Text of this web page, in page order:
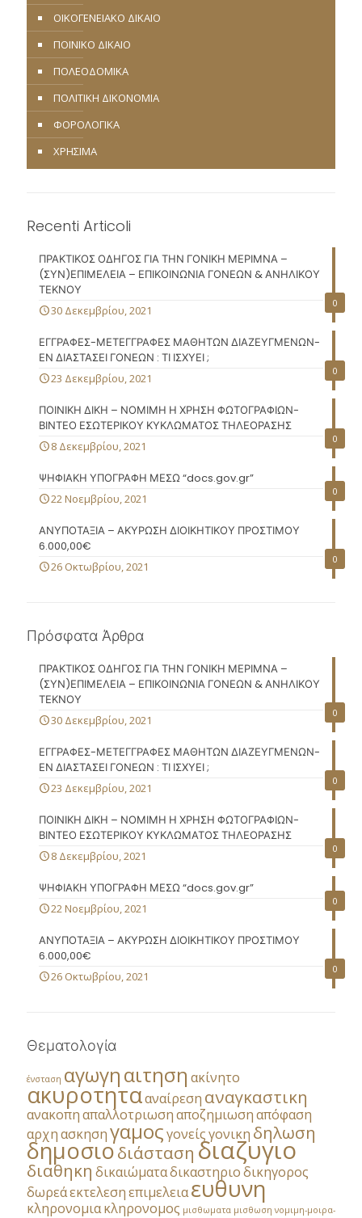
ΟΙΚΟΓΕΝΕΙΑΚΟ ΔΙΚΑΙΟ
ΠΟΙΝΙΚΟ ΔΙΚΑΙΟ
ΠΟΛΕΟΔΟΜΙΚΑ
ΠΟΛΙΤΙΚΗ ΔΙΚΟΝΟΜΙΑ
ΦΟΡΟΛΟΓΙΚΑ
ΧΡΗΣΙΜΑ
Recenti Articoli
0
ΠΡΑΚΤΙΚΟΣ ΟΔΗΓΟΣ ΓΙΑ ΤΗΝ ΓΟΝΙΚΗ ΜΕΡΙΜΝΑ –
(ΣΥΝ)ΕΠΙΜΕΛΕΙΑ – ΕΠΙΚΟΙΝΩΝΙΑ ΓΟΝΕΩΝ & ΑΝΗΛΙΚΟΥ
ΤΕΚΝΟΥ
30 Δεκεμβρίου, 2021
0
ΕΓΓΡΑΦΕΣ-ΜΕΤΕΓΓΡΑΦΕΣ ΜΑΘΗΤΩΝ ΔΙΑΖΕΥΓΜΕΝΩΝ-
ΕΝ ΔΙΑΣΤΑΣΕΙ ΓΟΝΕΩΝ : ΤΙ ΙΣΧΥΕΙ ;
23 Δεκεμβρίου, 2021
0
ΠΟΙΝΙΚΗ ΔΙΚΗ – ΝΟΜΙΜΗ Η ΧΡΗΣΗ ΦΩΤΟΓΡΑΦΙΩΝ-
ΒΙΝΤΕΟ ΕΣΩΤΕΡΙΚΟΥ ΚΥΚΛΩΜΑΤΟΣ ΤΗΛΕΟΡΑΣΗΣ
8 Δεκεμβρίου, 2021
0
ΨΗΦΙΑΚΗ ΥΠΟΓΡΑΦΗ ΜΕΣΩ “docs.gov.gr”
22 Νοεμβρίου, 2021
0
ΑΝΥΠΟΤΑΞΙΑ – ΑΚΥΡΩΣΗ ΔΙΟΙΚΗΤΙΚΟΥ ΠΡΟΣΤΙΜΟΥ
6.000,00€
26 Οκτωβρίου, 2021
Πρόσφατα Άρθρα
0
ΠΡΑΚΤΙΚΟΣ ΟΔΗΓΟΣ ΓΙΑ ΤΗΝ ΓΟΝΙΚΗ ΜΕΡΙΜΝΑ –
(ΣΥΝ)ΕΠΙΜΕΛΕΙΑ – ΕΠΙΚΟΙΝΩΝΙΑ ΓΟΝΕΩΝ & ΑΝΗΛΙΚΟΥ
ΤΕΚΝΟΥ
30 Δεκεμβρίου, 2021
0
ΕΓΓΡΑΦΕΣ-ΜΕΤΕΓΓΡΑΦΕΣ ΜΑΘΗΤΩΝ ΔΙΑΖΕΥΓΜΕΝΩΝ-
ΕΝ ΔΙΑΣΤΑΣΕΙ ΓΟΝΕΩΝ : ΤΙ ΙΣΧΥΕΙ ;
23 Δεκεμβρίου, 2021
0
ΠΟΙΝΙΚΗ ΔΙΚΗ – ΝΟΜΙΜΗ Η ΧΡΗΣΗ ΦΩΤΟΓΡΑΦΙΩΝ-
ΒΙΝΤΕΟ ΕΣΩΤΕΡΙΚΟΥ ΚΥΚΛΩΜΑΤΟΣ ΤΗΛΕΟΡΑΣΗΣ
8 Δεκεμβρίου, 2021
0
ΨΗΦΙΑΚΗ ΥΠΟΓΡΑΦΗ ΜΕΣΩ “docs.gov.gr”
22 Νοεμβρίου, 2021
0
ΑΝΥΠΟΤΑΞΙΑ – ΑΚΥΡΩΣΗ ΔΙΟΙΚΗΤΙΚΟΥ ΠΡΟΣΤΙΜΟΥ
6.000,00€
26 Οκτωβρίου, 2021
Θεματολογία
ένσταση αγωγηαιτηση ακίνητο
ακυροτητααναίρεση αναγκαστικη
ανακοπηαπαλλοτριωσηαποζημιωσηαπόφαση
αρχηασκησηγαμοςγονείςγονικη δηλωση
δημοσιοδιάσταση διαζυγιο
διαθηκη δικαιώματαδικαστηριοδικηγορος
δωρεάεκτελεσηεπιμελειαευθυνη
κληρονομιακληρονομος μισθωματα μισθωση νομιμη-μοιρα-